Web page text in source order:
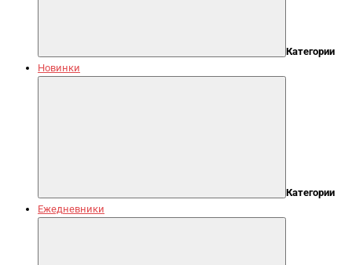
Категории
Новинки
Категории
Ежедневники